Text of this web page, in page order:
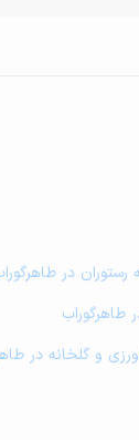
رستوران در
طاهرگوراب
و گلخانه در